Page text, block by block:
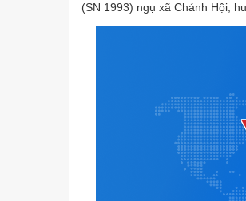
(SN 1993) ngụ xã Chánh Hội,